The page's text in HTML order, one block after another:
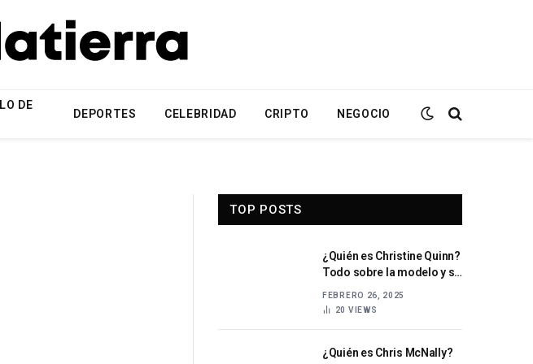
DE
DEPORTES CELEBRIDAD CRIPTO NEGOCIO
TOP POSTS
¿Quién es Christine Quinn?
Todo sobre la modelo y su
FEBRERO 26, 2025
20 VIEWS
¿Quién es Chris McNally?